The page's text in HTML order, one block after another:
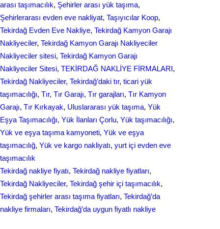
arası taşımacılık, Şehirler arası yük taşıma
Şehirlerarası evden eve nakliyat, Taşıyıcılar Koop
Tekirdağ Evden Eve Nakliye, Tekirdağ Kamyon Garajı
Nakliyeciler, Tekirdağ Kamyon Garajı Nakliyeciler
Nakliyeciler sitesi, Tekirdağ Kamyon Garajı
Nakliyeciler Sitesi, TEKİRDAĞ NAKLİYE FİRMALARI
Tekirdağ Nakliyeciler, Tekirdağ’daki tır, ticari yük
taşımacılığı, Tır, Tır Garajı, Tır garajları, Tır Kamyon
Garajı, Tır Kırkayak, Uluslararası yük taşıma, Yük
Eşya Taşımacılığı, Yük İlanları Çorlu, Yük taşımacılığı
Yük ve eşya taşıma kamyoneti, Yük ve eşya
taşımacılığ, Yük ve kargo nakliyatı, yurt içi evden еvе
taşımacılık
Tekirdağ nakliye fiyatı, Tekirdağ nakliye fiyatları
Tekirdağ Nakliyeciler, Tekirdağ şehir içi taşımacılık
Tekirdağ şehirler arası taşıma fiyatları, Tekirdağ’da
nakliye firmaları, Tekirdağ’da uygun fiyatlı nakliye